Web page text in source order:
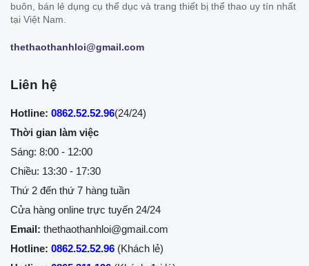
buôn, bán lẻ dụng cụ thể dục và trang thiết bị thể thao uy tín nhất
tại Việt Nam.
thethaothanhloi@gmail.com
Liên hệ
Hotline: 0862.52.52.96(24/24)
Thời gian làm việc
Sáng: 8:00 - 12:00
Chiều: 13:30 - 17:30
Thứ 2 đến thứ 7 hàng tuần
Cửa hàng online trực tuyến 24/24
Email: thethaothanhloi@gmail.com
Hotline: 0862.52.52.96 (Khách lẻ)